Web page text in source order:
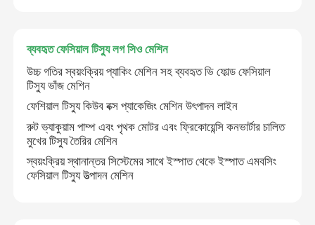
বাড়ি
ব্যবহৃত ফেসিয়াল টিস্যু লগ সিও মেশিন
উচ্চ গতির স্বয়ংক্রিয় প্যাকিং মেশিন সহ ব্যবহৃত ভি ফোল্ড ফেসিয়াল
টিস্যু ভাঁজ মেশিন
ফেশিয়াল টিস্যু কিউব বক্স প্যাকেজিং মেশিন উৎপাদন লাইন
রুট ভ্যাকুয়াম পাম্প এবং পৃথক মোটর এবং ফ্রিকোয়েন্সি কনভার্টার চালিত
মুখের টিস্যু তৈরির মেশিন
স্বয়ংক্রিয় স্থানান্তর সিস্টেমের সাথে ইস্পাত থেকে ইস্পাত এমবসিং
ফেসিয়াল টিস্যু উত্পাদন মেশিন